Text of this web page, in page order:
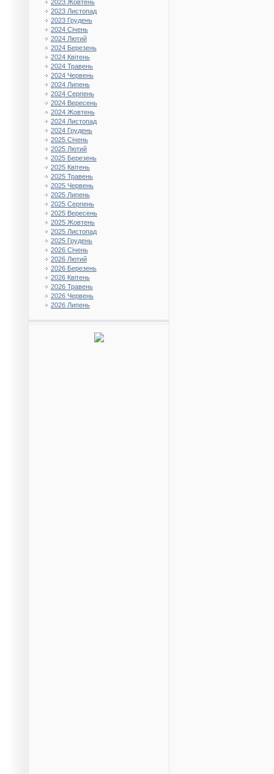
2023 Жовтень
2023 Листопад
2023 Грудень
2024 Січень
2024 Лютий
2024 Березень
2024 Квітень
2024 Травень
2024 Червень
2024 Липень
2024 Серпень
2024 Вересень
2024 Жовтень
2024 Листопад
2024 Грудень
2025 Січень
2025 Лютий
2025 Березень
2025 Квітень
2025 Травень
2025 Червень
2025 Липень
2025 Серпень
2025 Вересень
2025 Жовтень
2025 Листопад
2025 Грудень
2026 Січень
2026 Лютий
2026 Березень
2026 Квітень
2026 Травень
2026 Червень
2026 Липень